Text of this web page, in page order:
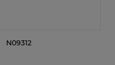
N09312